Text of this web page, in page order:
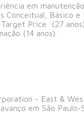
em
Conceitual, Básico
Target Price (27
(14 anos).
- East &
em São